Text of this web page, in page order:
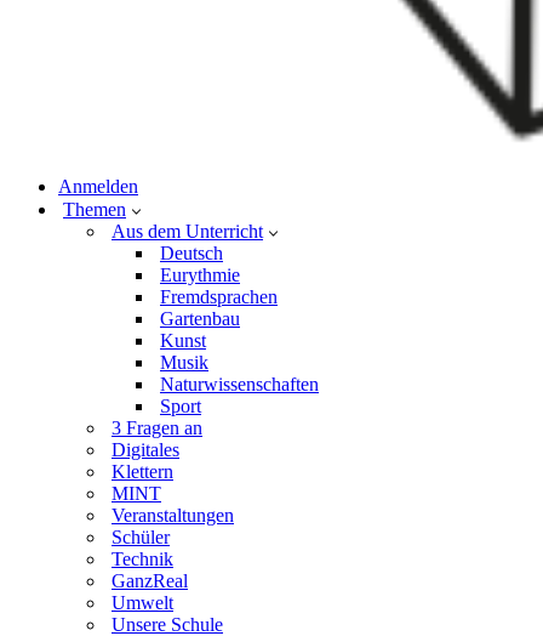
Anmelden
Themen
Aus dem Unterricht
Deutsch
Eurythmie
Fremdsprachen
Gartenbau
Kunst
Musik
Naturwissenschaften
Sport
3 Fragen an
Digitales
Klettern
MINT
Veranstaltungen
Schüler
Technik
GanzReal
Umwelt
Unsere Schule